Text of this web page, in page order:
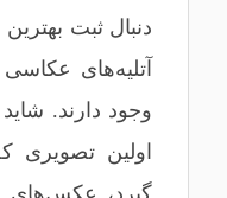
دنبال ثبت
آتلیه‌های
وجود دارند.
اولین
گیرد، عکس‌های